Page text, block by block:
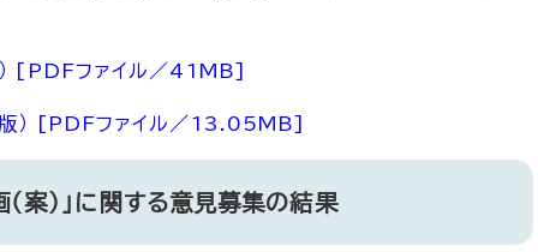
） [PDFファイル／41MB]
版） [PDFファイル／13.05MB]
案）」に関する意見募集の結果